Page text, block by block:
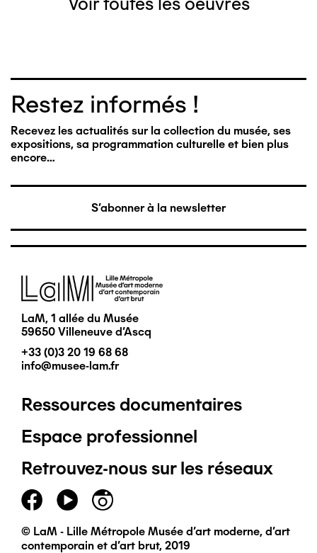
Restez informés !
Recevez les actualités sur la collection du musée, ses
expositions, sa programmation culturelle et bien plus
encore…
S'abonner à la newsletter
Image
LaM, 1 allée du Musée
59650 Villeneuve d'Ascq
+33 (0)3 20 19 68 68
info@musee-lam.fr
Pied
de
page
principal
Ressources documentaires
Espace professionnel
Retrouvez-nous sur les réseaux
© LaM - Lille Métropole Musée d'art moderne, d'art
contemporain et d'art brut, 2019